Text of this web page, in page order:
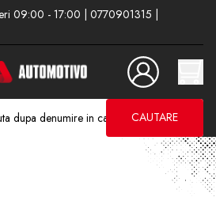
09:00 - 17:00 | 0770901315 |
CAUTARE